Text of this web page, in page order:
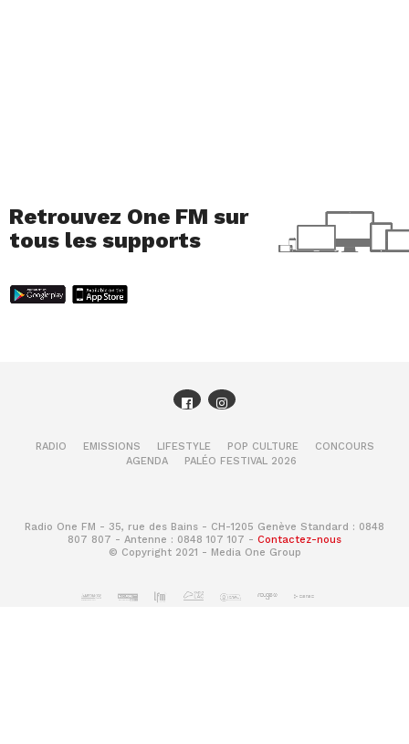
Retrouvez One FM sur
tous les supports
RADIO EMISSIONS LIFESTYLE POP CULTURE
CONCOURS
AGENDA
PALÉO FESTIVAL 2026
Radio One FM - 35, rue des Bains - CH-1205 Genève Standard : 0848
807 807 - Antenne : 0848 107 107 - Contactez-nous
© Copyright 2021 - Media One Group